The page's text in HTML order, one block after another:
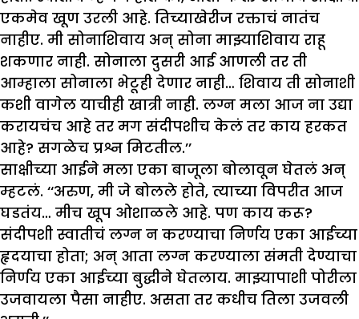
एकमेव खूण उरली आहे. तिच्याखेरीज रक्ताचं नातंच
नाहीए. मी सोनाशिवाय अन् सोना माझ्याशिवाय राहू
शकणार नाही. सोनाला दुसरी आई आणली तर ती
आम्हाला सोनाला भेटूही देणार नाही… शिवाय ती सोनाशी
कशी वागेल याचीही खात्री नाही. लग्न मला आज ना उद्या
करायचंच आहे तर मग संदीपशीच केलं तर काय हरकत
आहे? सगळेच प्रश्न मिटतील.’’
साक्षीच्या आईने मला एका बाजूला बोलावून घेतलं अन्
म्हटलं. ‘‘अरुण, मी जे बोलले होते, त्याच्या विपरीत आज
घडतंय… मीच खूप ओशाळले आहे. पण काय करू?
संदीपशी स्वातीचं लग्न न करण्याचा निर्णय एका आईच्या
हृदयाचा होता; अन् आता लग्न करण्याला संमती देण्याचा
निर्णय एका आईच्या बुद्धीने घेतलाय. माझ्यापाशी पोरीला
उजवायला पैसा नाहीए. असता तर कधीच तिला उजवली